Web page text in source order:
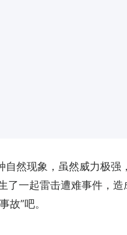
然现象，虽然威力极
了一起雷击遭难事件，
故”吧。